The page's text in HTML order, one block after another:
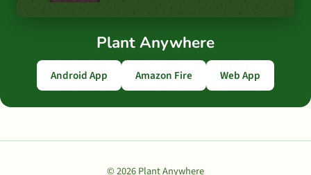
Plant Anywhere
Android App Amazon Fire Web App
© 2026 Plant Anywhere